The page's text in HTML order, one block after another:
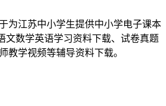
为江苏中小学生提供中小学电子课本
文数学英语学习资料下载、试卷真题
教学视频等辅导资料下载。